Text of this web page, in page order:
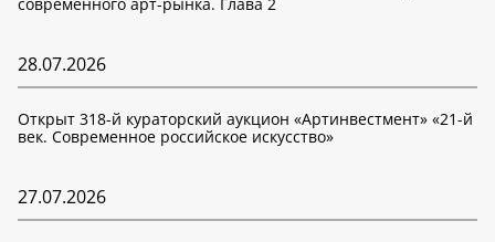
28.07.2026
Открыт 318-й кураторский аукцион «Артинвестмент» «21-й
век. Современное российское искусство»
27.07.2026